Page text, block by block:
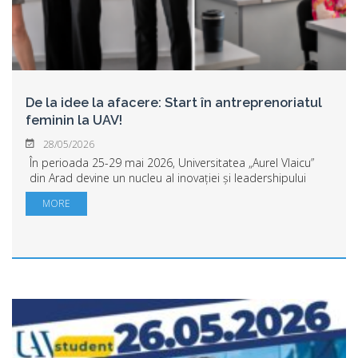
De la idee la afacere: Start în antreprenoriatul
feminin la UAV!
28/05/2026
În perioada 25-29 mai 2026, Universitatea „Aurel Vlaicu”
din Arad devine un nucleu al inovației și leadershipului
feminin. Găzduim workshopul intensiv „De la idee la
afacere”, un program dedicat trans...
MORE